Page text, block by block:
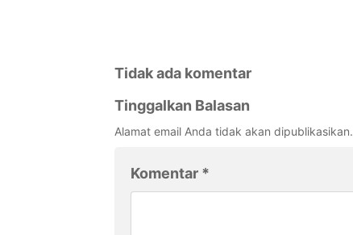
Tidak ada komentar
Tinggalkan Balasan
Alamat email Anda tidak akan dipublikasikan.
Komentar *